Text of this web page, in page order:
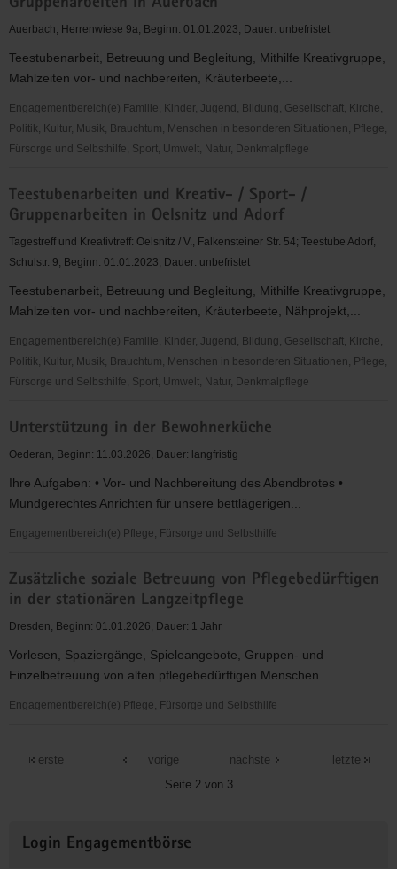
Röderau,
Strehla,
und
Riesa
Gruppenarbeiten in Auerbach
Auerbach, Herrenwiese 9a, Beginn: 01.01.2023, Dauer: unbefristet
Teestubenarbeit, Betreuung und Begleitung, Mithilfe Kreativgruppe,
Mahlzeiten vor- und nachbereiten, Kräuterbeete,...
Engagementbereich(e) Familie, Kinder, Jugend, Bildung, Gesellschaft, Kirche,
Politik, Kultur, Musik, Brauchtum, Menschen in besonderen Situationen, Pflege,
Fürsorge und Selbsthilfe, Sport, Umwelt, Natur, Denkmalpflege
und
Kreativ-
/
Sport-
Gruppenarbeiten
in
Auerbach
Teestubenarbeiten und Kreativ- / Sport- /
Gruppenarbeiten in Oelsnitz und Adorf
Tagestreff und Kreativtreff: Oelsnitz / V., Falkensteiner Str. 54; Teestube Adorf,
Schulstr. 9, Beginn: 01.01.2023, Dauer: unbefristet
Teestubenarbeit, Betreuung und Begleitung, Mithilfe Kreativgruppe,
Mahlzeiten vor- und nachbereiten, Kräuterbeete, Nähprojekt,...
Engagementbereich(e) Familie, Kinder, Jugend, Bildung, Gesellschaft, Kirche,
Politik, Kultur, Musik, Brauchtum, Menschen in besonderen Situationen, Pflege,
Fürsorge und Selbsthilfe, Sport, Umwelt, Natur, Denkmalpflege
und
Kreativ-
Sport-
/
Gruppenarbeiten
Oelsnitz
und
Unterstützung in der Bewohnerküche
Oederan, Beginn: 11.03.2026, Dauer: langfristig
Ihre Aufgaben: • Vor- und Nachbereitung des Abendbrotes •
Mundgerechtes Anrichten für unsere bettlägerigen...
Engagementbereich(e) Pflege, Fürsorge und Selbsthilfe
in
der
Bewohnerküche
Zusätzliche soziale Betreuung von Pflegebedürftigen
in der stationären Langzeitpflege
Dresden, Beginn: 01.01.2026, Dauer: 1 Jahr
Vorlesen, Spaziergänge, Spieleangebote, Gruppen- und
Einzelbetreuung von alten pflegebedürftigen Menschen
Engagementbereich(e) Pflege, Fürsorge und Selbsthilfe
erste
vorige
Seite 2 von 3
nächste letzte
Informationen
Login Engagementbörse